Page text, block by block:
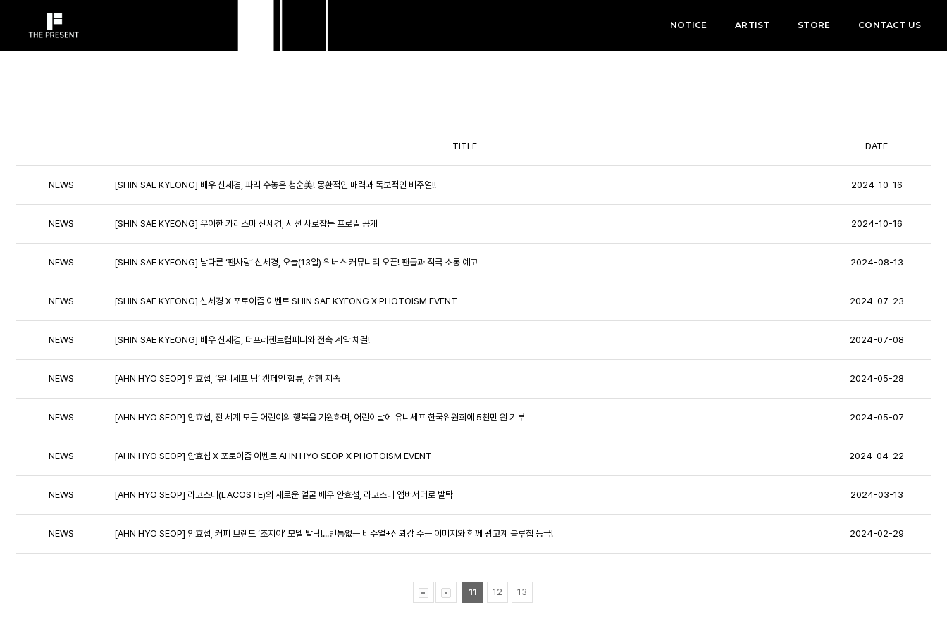
NOTICE ARTIST STORE CONTACT US
TITLE DATE
NEWS [SHIN SAE KYEONG] 배우 신세경, 파리 수놓은 청순美! 몽환적인 매력과 독보적인 비주얼!! 2024-10-16
NEWS [SHIN SAE KYEONG] 우아한 카리스마 신세경, 시선 사로잡는 프로필 공개 2024-10-16
NEWS [SHIN SAE KYEONG] 남다른 ‘팬사랑’ 신세경, 오늘(13일) 위버스 커뮤니티 오픈! 팬들과 적극 소통 예고 2024-08-13
NEWS [SHIN SAE KYEONG] 신세경 X 포토이즘 이벤트 SHIN SAE KYEONG X PHOTOISM EVENT 2024-07-23
NEWS [SHIN SAE KYEONG] 배우 신세경, 더프레젠트컴퍼니와 전속 계약 체결! 2024-07-08
NEWS [AHN HYO SEOP] 안효섭, ‘유니세프 팀’ 캠페인 합류, 선행 지속 2024-05-28
NEWS [AHN HYO SEOP] 안효섭, 전 세계 모든 어린이의 행복을 기원하며, 어린이날에 유니세프 한국위원회에 5천만 원 기부 2024-05-07
NEWS [AHN HYO SEOP] 안효섭 X 포토이즘 이벤트 AHN HYO SEOP X PHOTOISM EVENT 2024-04-22
NEWS [AHN HYO SEOP] 라코스테(LACOSTE)의 새로운 얼굴 배우 안효섭, 라코스테 앰버서더로 발탁 2024-03-13
NEWS [AHN HYO SEOP] 안효섭, 커피 브랜드 ‘조지아’ 모델 발탁!...빈틈없는 비주얼+신뢰감 주는 이미지와 함께 광고계 블루칩 등극! 2024-02-29
11 12 13